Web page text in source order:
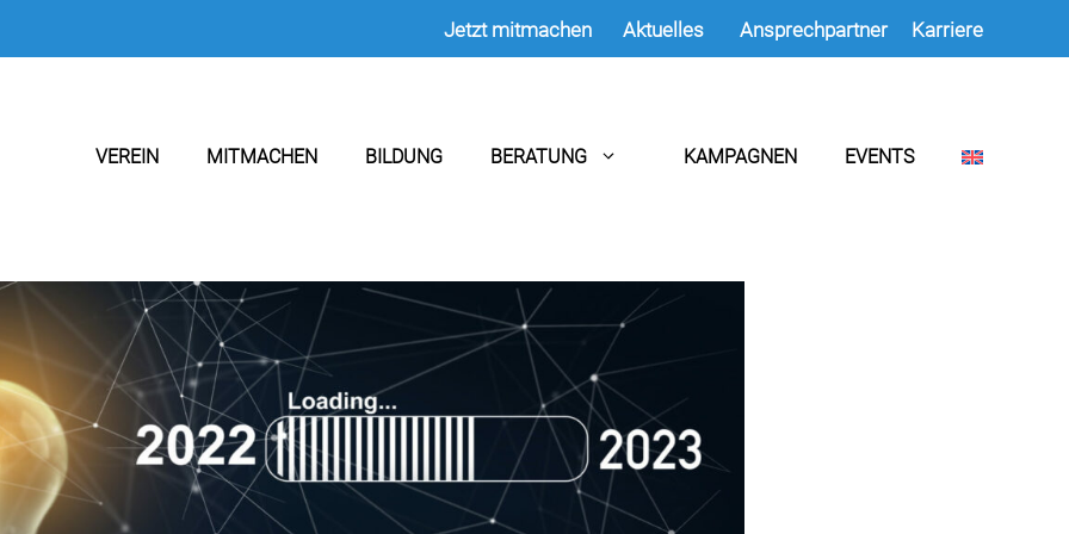
Jetzt mitmachen Aktuelles Ansprechpartner Karriere
VEREIN MITMACHEN BILDUNG BERATUNG KAMPAGNEN EVENTS